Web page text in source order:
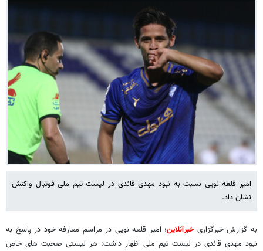
امیر قلعه نویی نسبت به نبود مهدی قائدی در لیست تیم ملی فوتبال واکنش
نشان داد.
به گزارش خبرگزاریخبرآنلاین؛ امیر قلعه نویی در مراسم معارفه خود در پاسخ به
نبود مهدی قائدی در لیست تیم ملی اظهار داشت: هر لیستی صحبت های خاص